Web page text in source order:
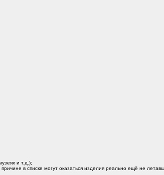
и т.д.);
в списке могут оказаться изделия реально ещё не